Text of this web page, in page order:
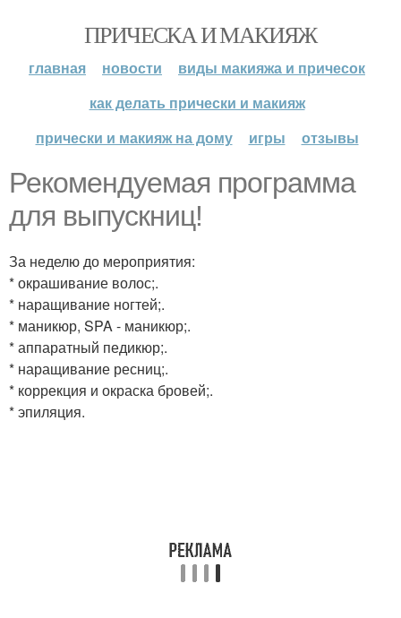
ПРИЧЕСКА И МАКИЯЖ
главная новости
виды макияжа и причесок
как делать прически и макияж
прически и макияж на дому
игры отзывы
Рекомендуемая программа
для выпускниц!
За неделю до мероприятия:
* окрашивание волос;.
* наращивание ногтей;.
* маникюр, SPA - маникюр;.
* аппаратный педикюр;.
* наращивание ресниц;.
* коррекция и окраска бровей;.
* эпиляция.